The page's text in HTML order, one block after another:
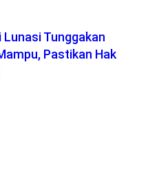
Tunggakan
Pastikan Hak